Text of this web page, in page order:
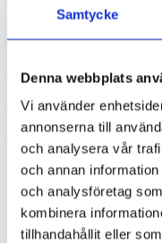
Samtycke
Denna webbplats
Vi använder
annonserna till
och analysera vår
och annan
och analysföretag
kombinera
tillhandahållit eller
Glasögonskalmen ska
med medföljande resår.
Glasögoncharms från
barnet till att bära
glasögon lite roligare.
när barnet uppfyller
samband med
De är gjorda av mjukt
Produkten är inte
innehåller små delar